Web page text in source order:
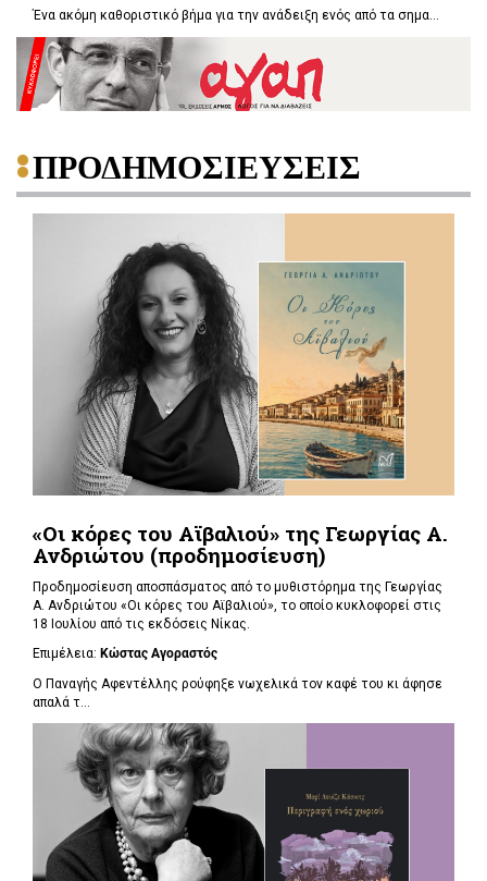
Ένα ακόμη καθοριστικό βήμα για την ανάδειξη ενός από τα σημα...
ΠΡΟΔΗΜΟΣΙΕΥΣΕΙΣ
«Οι κόρες του Αϊβαλιού» της Γεωργίας Α.
Ανδριώτου (προδημοσίευση)
Προδημοσίευση αποσπάσματος από το μυθιστόρημα της Γεωργίας
Α. Ανδριώτου «Οι κόρες του Αϊβαλιού», το οποίο κυκλοφορεί στις
18 Ιουλίου από τις εκδόσεις Νίκας.
Επιμέλεια: Κώστας Αγοραστός
Ο Παναγής Αφεντέλλης ρούφηξε νωχελικά τον καφέ του κι άφησε
απαλά τ...